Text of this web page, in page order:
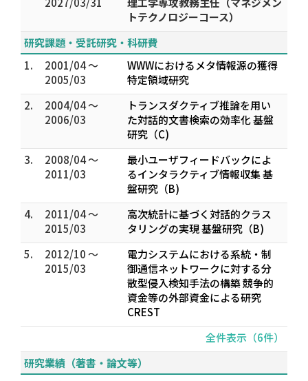
トテクノロジーコース）
研究課題・受託研究・科研費
1.
2001/04 ～
2005/03
WWWにおけるメタ情報源の獲得
特定領域研究
2.
2004/04 ～
2006/03
トランスダクティブ推論を用い
た対話的文書検索の効率化 基盤
研究（C)
3.
2008/04 ～
2011/03
最小ユーザフィードバックによ
るインタラクティブ情報収集 基
盤研究（B)
4.
2011/04 ～
2015/03
高次統計に基づく対話的クラス
タリングの実現 基盤研究（B)
5.
2012/10 ～
2015/03
電力システムにおける系統・制
御通信ネットワークに対する分
散型侵入検知手法の構築 競争的
資金等の外部資金による研究
CREST
全件表示（6件）
研究業績（著書・論文等）